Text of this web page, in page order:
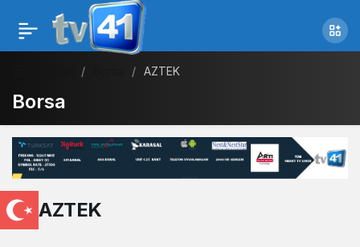
AZTEK
Borsa
AZTEK